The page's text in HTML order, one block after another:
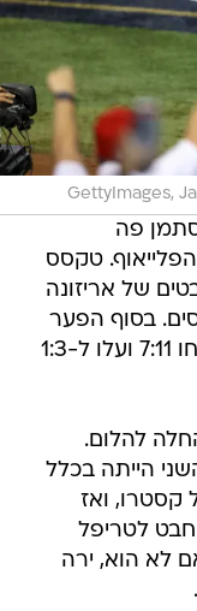
GettyImages,
פה
טקסס
אבל המחבטים של אריזונה
בסוף הפער
באמת היה גדול מדי, הריינג'רס ניצחו 7:11 ועלו ל-1:3
להלום.
הייתה בכלל
קסטרו, ואז
חבט לטריפל
לא הוא, ירה